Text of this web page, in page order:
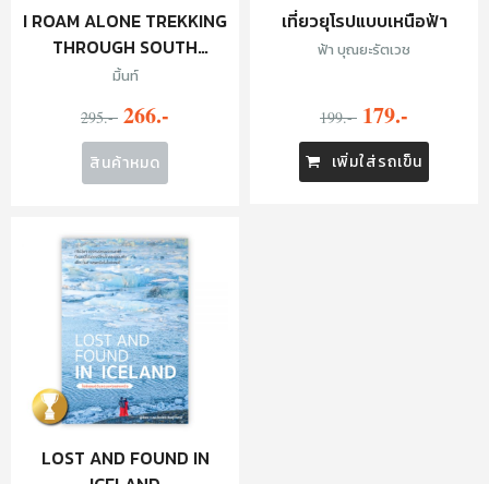
I ROAM ALONE TREKKING
THROUGH SOUTH
AMERICA
มิ้นท์
295.- 266.-
สินค้าหมด
เที่ยวยุโรปแบบเหนือฟ้า
ฟ้า บุณยะรัตเวช
199.- 179.-
เพิ่มใส่รถเข็น
LOST AND FOUND IN